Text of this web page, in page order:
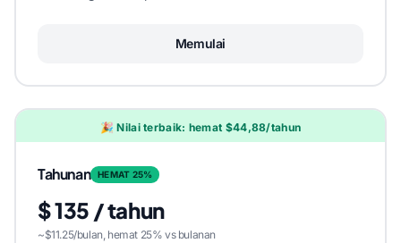
Memulai
🎉 Nilai terbaik: hemat $44,88/tahun
Tahunan HEMAT 25%
$ 135 / tahun
~$11.25/bulan, hemat 25% vs bulanan